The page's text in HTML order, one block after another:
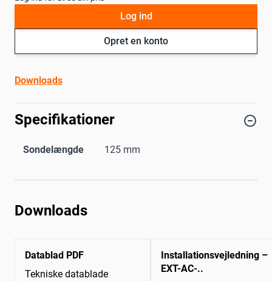
Opret en konto
Log ind
Downloads
Specifikationer
Sondelængde 125 mm
Downloads
Datablad PDF
Tekniske datablade
Installationsvejledning –
EXT-AC-..